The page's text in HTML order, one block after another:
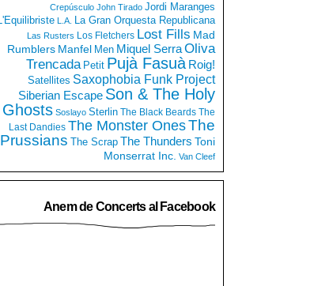
Crepúsculo John Tirado Jordi Maranges
L'Equilibriste L.A. La Gran Orquesta Republicana
Las Rusters Los Fletchers Lost Fills Mad
Rumblers Manfel Men Miquel SerraOliva
Trencada Petit Pujà Fasuà Roig!
Satellites Saxophobia Funk Project
Siberian Escape Son & The Holy
Ghosts Soslayo Sterlin The Black Beards The
Last Dandies The Monster OnesThe
Prussians The Scrap The Thunders Toni
Monserrat Inc. Van Cleef
Anem de Concerts al Facebook